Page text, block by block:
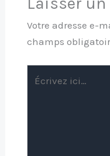
Votre adresse e-
champs